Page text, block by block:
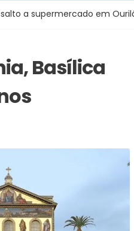
em Ourilândia
Basílica